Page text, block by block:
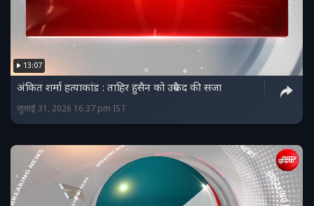
13:07
अंकित शर्मा हत्याकांड : ताहिर हुसैन को उम्रकैद की सजा
जुलाई 31, 2026 16:37 pm IST